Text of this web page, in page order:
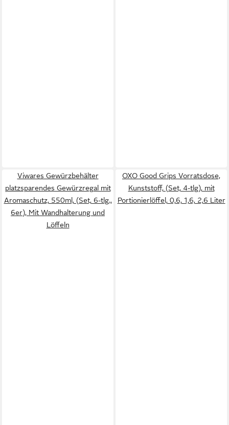
Viwares Gewürzbehälter
platzsparendes Gewürzregal mit
Aromaschutz, 550ml, (Set, 6-tlg.,
6er), Mit Wandhalterung und
Löffeln
OXO Good Grips Vorratsdose,
Kunststoff, (Set, 4-tlg), mit
Portionierlöffel, 0,6, 1,6, 2,6 Liter